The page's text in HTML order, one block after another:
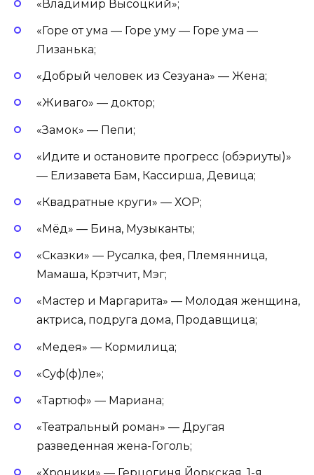
«Владимир Высоцкий»;
«Горе от ума — Горе уму — Горе ума —
Лизанька;
«Добрый человек из Сезуана» — Жена;
«Живаго» — доктор;
«Замок» — Пепи;
«Идите и остановите прогресс (обэриуты)»
— Елизавета Бам, Кассирша, Девица;
«Квадратные круги» — ХОР;
«Мёд» — Бина, Музыканты;
«Сказки» — Русалка, фея, Племянница,
Мамаша, Крэтчит, Мэг;
«Мастер и Маргарита» — Молодая женщина,
актриса, подруга дома, Продавщица;
«Медея» — Кормилица;
«Суф(ф)ле»;
«Тартюф» — Мариана;
«Театральный роман» — Другая
разведенная жена-Гоголь;